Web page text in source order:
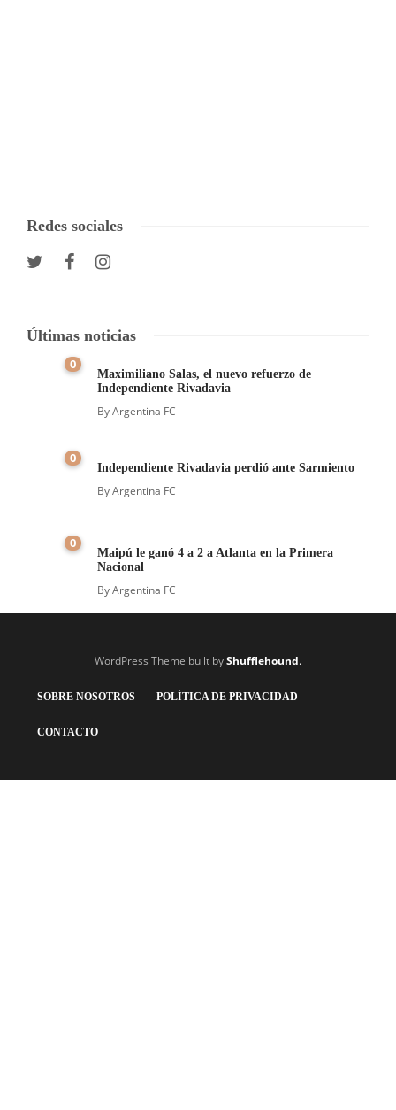
Redes sociales
Últimas noticias
0
Maximiliano Salas, el nuevo refuerzo de
Independiente Rivadavia
ByArgentina FC
0
Independiente Rivadavia perdió ante Sarmiento
ByArgentina FC
0
Maipú le ganó 4 a 2 a Atlanta en la Primera
Nacional
ByArgentina FC
WordPress Theme built byShufflehound.
SOBRE NOSOTROS POLÍTICA DE PRIVACIDAD
CONTACTO